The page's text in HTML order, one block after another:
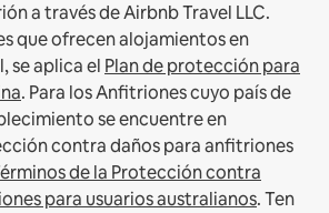
a través de Airbnb Travel LLC.
que ofrecen alojamientos en
se aplica el Plan de protección para
. Para los Anfitriones cuyo país de
se encuentre en
contra daños para anfitriones
de la Protección contra
para usuarios australianos. Ten